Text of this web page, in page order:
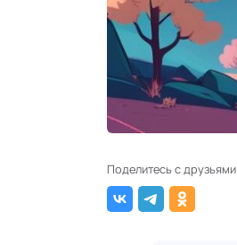
Поделитесь с друзьями